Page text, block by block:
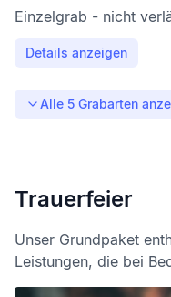
Einzelgrab - nicht
Details anzeigen
Alle 5 Grabarten
Trauerfeier
Unser Grundpaket
Leistungen, die bei